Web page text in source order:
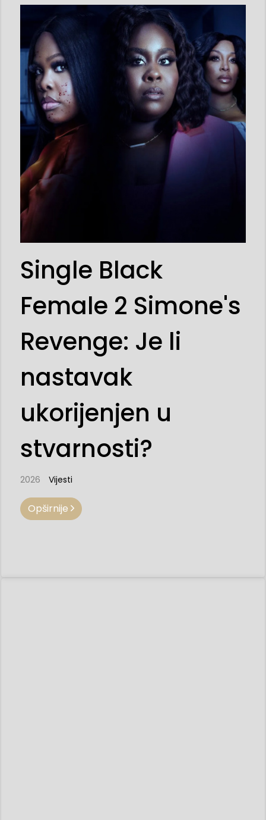
Single Black
Female 2 Simone's
Revenge: Je li
nastavak
ukorijenjen u
stvarnosti?
2026 Vijesti
Opširnije